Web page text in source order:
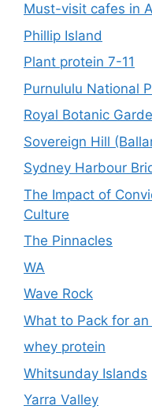
Must-visit cafes in
Phillip Island
Plant protein 7-11
Purnululu National
Royal Botanic
Sovereign Hill
Sydney Harbour
The Impact of
Culture
The Pinnacles
WA
Wave Rock
What to Pack for
whey protein
Whitsunday Islands
Yarra Valley